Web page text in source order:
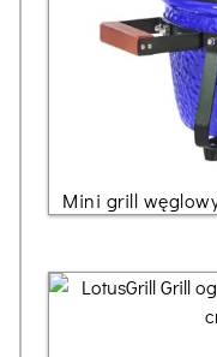
Mini grill